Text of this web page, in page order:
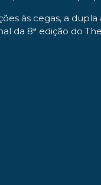
às cegas, a
da 8ª edição do